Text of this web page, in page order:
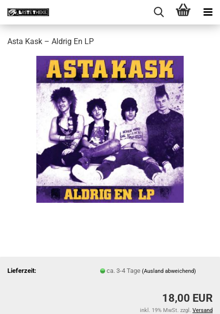
Asta Kask ‎– Aldrig En LP
Lieferzeit: ca. 3-4 Tage(Ausland abweichend)
18,00 EUR
inkl. 19% MwSt. zzgl. Versand